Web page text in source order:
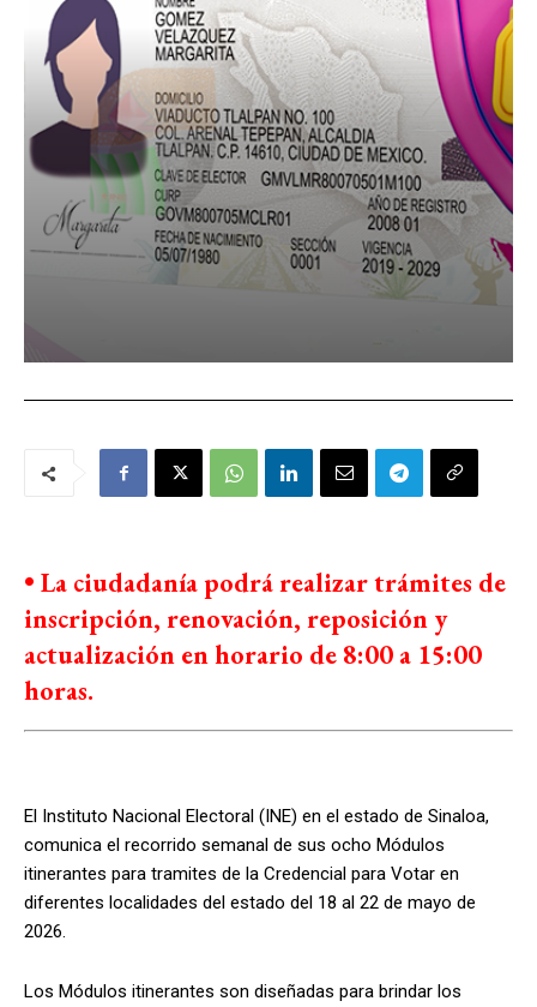
• La ciudadanía podrá realizar trámites de
inscripción, renovación, reposición y
actualización en horario de 8:00 a 15:00
horas.
El Instituto Nacional Electoral (INE) en el estado de Sinaloa,
comunica el recorrido semanal de sus ocho Módulos
itinerantes para tramites de la Credencial para Votar en
diferentes localidades del estado del 18 al 22 de mayo de
2026.
Los Módulos itinerantes son diseñadas para brindar los